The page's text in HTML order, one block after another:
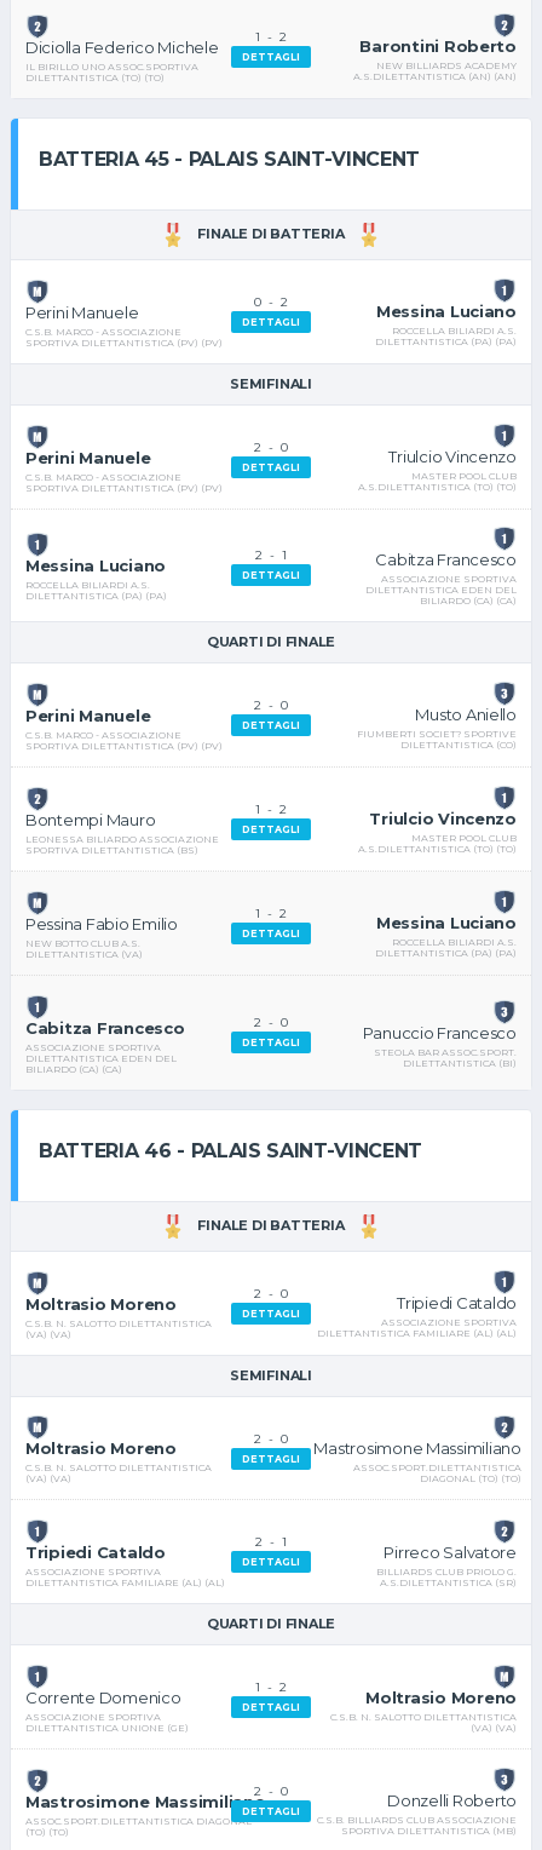
Diciolla Federico Michele
IL BIRILLO UNO ASSOC.SPORTIVA
DILETTANTISTICA (TO) (TO)
1 - 2
DETTAGLI
Barontini Roberto
NEW BILLIARDS ACADEMY
A.S.DILETTANTISTICA (AN) (AN)
BATTERIA 45 - PALAIS SAINT-VINCENT
FINALE DI BATTERIA
Perini Manuele
C.S.B. MARCO - ASSOCIAZIONE
SPORTIVA DILETTANTISTICA (PV) (PV)
0- 2
DETTAGLI
Messina Luciano
ROCCELLA BILIARDI A.S.
DILETTANTISTICA (PA) (PA)
SEMIFINALI
Perini Manuele
C.S.B. MARCO - ASSOCIAZIONE
SPORTIVA DILETTANTISTICA (PV) (PV)
2 - 0
DETTAGLI
Triulcio Vincenzo
MASTER POOL CLUB
A.S.DILETTANTISTICA (TO) (TO)
Messina Luciano
ROCCELLA BILIARDI A.S.
DILETTANTISTICA (PA) (PA)
2- 1
DETTAGLI
Cabitza Francesco
ASSOCIAZIONE SPORTIVA
DILETTANTISTICA EDEN DEL
BILIARDO (CA) (CA)
QUARTI DI FINALE
Perini Manuele
C.S.B. MARCO - ASSOCIAZIONE
SPORTIVA DILETTANTISTICA (PV) (PV)
2- 0
DETTAGLI
Musto Aniello
FIUMBERTI SOCIET? SPORTIVE
DILETTANTISTICA (CO)
Bontempi Mauro
LEONESSA BILIARDO ASSOCIAZIONE
SPORTIVA DILETTANTISTICA (BS)
1 - 2
DETTAGLI
Triulcio Vincenzo
MASTER POOL CLUB
A.S.DILETTANTISTICA (TO) (TO)
Pessina Fabio Emilio
NEW BOTTO CLUB A.S.
DILETTANTISTICA (VA)
1 - 2
DETTAGLI
Messina Luciano
ROCCELLA BILIARDI A.S.
DILETTANTISTICA (PA) (PA)
Cabitza Francesco
ASSOCIAZIONE SPORTIVA
DILETTANTISTICA EDEN DEL
BILIARDO (CA) (CA)
2- 0
DETTAGLI
Panuccio Francesco
STEOLA BAR ASSOC.SPORT.
DILETTANTISTICA (BI)
BATTERIA 46 - PALAIS SAINT-VINCENT
FINALE DI BATTERIA
Moltrasio Moreno
C.S.B. N. SALOTTO DILETTANTISTICA
(VA) (VA)
2- 0
DETTAGLI
Tripiedi Cataldo
ASSOCIAZIONE SPORTIVA
DILETTANTISTICA FAMILIARE (AL) (AL)
SEMIFINALI
Moltrasio Moreno
C.S.B. N. SALOTTO DILETTANTISTICA
(VA) (VA)
2 - 0
DETTAGLI
Mastrosimone Massimiliano
ASSOC.SPORT.DILETTANTISTICA
DIAGONAL (TO) (TO)
Tripiedi Cataldo
ASSOCIAZIONE SPORTIVA
DILETTANTISTICA FAMILIARE (AL) (AL)
2- 1
DETTAGLI
Pirreco Salvatore
BILLIARDS CLUB PRIOLO G.
A.S.DILETTANTISTICA (SR)
QUARTI DI FINALE
Corrente Domenico
ASSOCIAZIONE SPORTIVA
DILETTANTISTICA UNIONE (GE)
1 - 2
DETTAGLI
Moltrasio Moreno
C.S.B. N. SALOTTO DILETTANTISTICA
(VA) (VA)
Mastrosimone Massimiliano
ASSOC.SPORT.DILETTANTISTICA DIAGONAL
(TO) (TO)
2- 0
DETTAGLI
Donzelli Roberto
C.S.B. BILLIARDS CLUB ASSOCIAZIONE
SPORTIVA DILETTANTISTICA (MB)